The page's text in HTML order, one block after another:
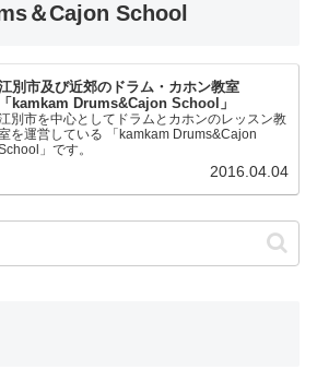
＆Cajon School
別市及び近郊のドラム・カホン教室
「kamkam Drums&Cajon School」
別市を中心としてドラムとカホンのレッスン教
を運営している 「kamkam Drums&Cajon
」です。
2016.04.04